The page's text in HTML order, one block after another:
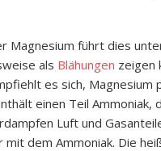
Magnesium führt dies
als Blähungen zeigen
es sich, Magnesium
einen Teil Ammoniak,
Luft und
mit dem Ammoniak. Die